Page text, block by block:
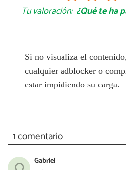
Tu valoración: ¿Qué te ha
Si no visualiza el
cualquier adblocker o
estar impidiendo su carga.
1 comentario
Gabriel